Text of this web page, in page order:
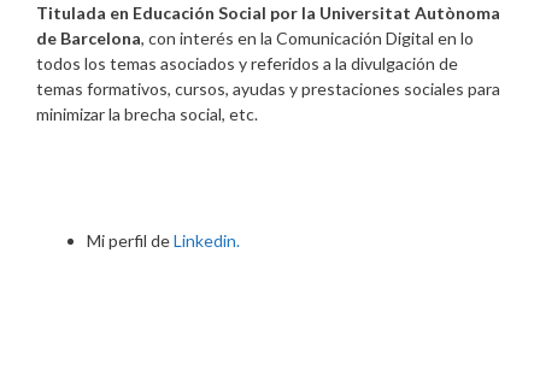
Titulada en Educación Social por la Universitat Autònoma
de Barcelona, con interés en la Comunicación Digital en lo
todos los temas asociados y referidos a la divulgación de
temas formativos, cursos, ayudas y prestaciones sociales para
minimizar la brecha social, etc.
Mi perfil deLinkedin.